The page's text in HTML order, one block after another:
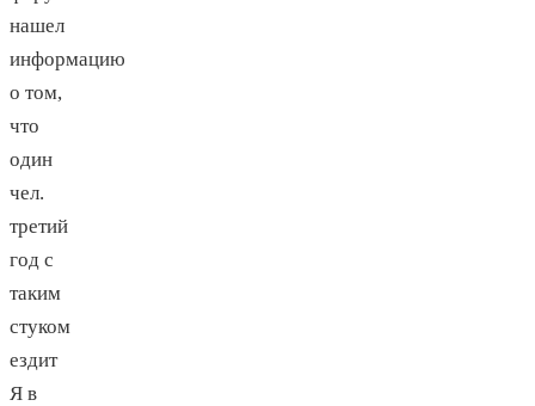
нашел
информацию
о том,
что
один
чел.
третий
год с
таким
стуком
ездит
Я в